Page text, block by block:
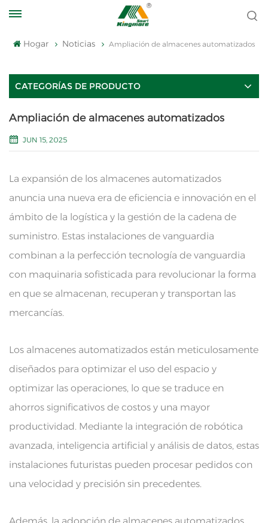
Hogar Noticias Ampliación de almacenes automatizados
CATEGORÍAS DE PRODUCTO
Ampliación de almacenes automatizados
JUN 15, 2025
La expansión de los almacenes automatizados
anuncia una nueva era de eficiencia e innovación en el
ámbito de la logística y la gestión de la cadena de
suministro. Estas instalaciones de vanguardia
combinan a la perfección tecnología de vanguardia
con maquinaria sofisticada para revolucionar la forma
en que se almacenan, recuperan y transportan las
mercancías.
Los almacenes automatizados están meticulosamente
diseñados para optimizar el uso del espacio y
optimizar las operaciones, lo que se traduce en
ahorros significativos de costos y una mayor
productividad. Mediante la integración de robótica
avanzada, inteligencia artificial y análisis de datos, estas
instalaciones futuristas pueden procesar pedidos con
una velocidad y precisión sin precedentes.